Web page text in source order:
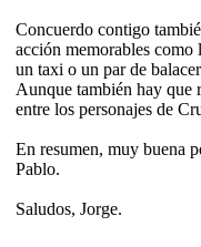
Concuerdo contigo
acción memorables como
un taxi o un par de
Aunque también hay que
entre los personajes de
En resumen, muy buena
Pablo.
Saludos, Jorge.